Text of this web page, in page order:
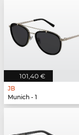
101,40 €
JB
Munich - 1